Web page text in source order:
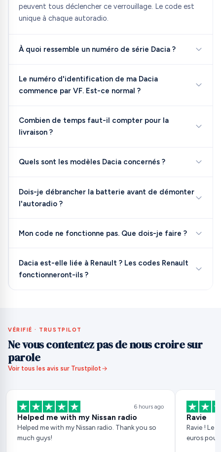
peuvent tous déclencher ce verrouillage. Le code est
unique à chaque autoradio.
À quoi ressemble un numéro de série Dacia ?
Le numéro d'identification de ma Dacia
commence par VF. Est-ce normal ?
Combien de temps faut-il compter pour la
livraison ?
Quels sont les modèles Dacia concernés ?
Dois-je débrancher la batterie avant de démonter
l'autoradio ?
Mon code ne fonctionne pas. Que dois-je faire ?
Dacia est-elle liée à Renault ? Les codes Renault
fonctionneront-ils ?
VÉRIFIÉ · TRUSTPILOT
Ne vous contentez pas de nous croire sur
parole
Voir tous les avis sur Trustpilot
6 hours ago
Helped me with my Nissan radio
Helped me with my Nissan radio. Thank you so
much guys!
Ravie
Ravie ! Le
euros pour